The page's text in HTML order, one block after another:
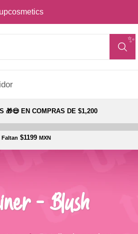
✨
🎁😍 EN COMPRAS DE $1,200
Faltan $1199 MXN
- Blush